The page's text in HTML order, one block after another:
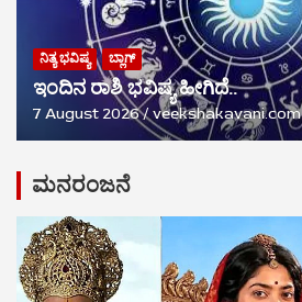
ನಿತ್ಯ ಭವಿಷ್ಯ ಬ್ಲಾಗ್
ಇಂದಿನ ರಾಶಿ ಭವಿಷ್ಯ ಹೀಗಿದೆ..
7 August 2026 veekshakavani.com
ಮನರಂಜನೆ